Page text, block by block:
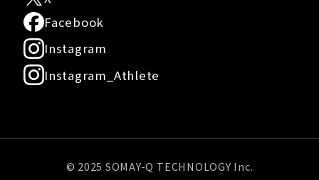
Facebook
Instagram
Instagram_Athlete
© 2025 SOMAY-Q TECHNOLOGY Inc.